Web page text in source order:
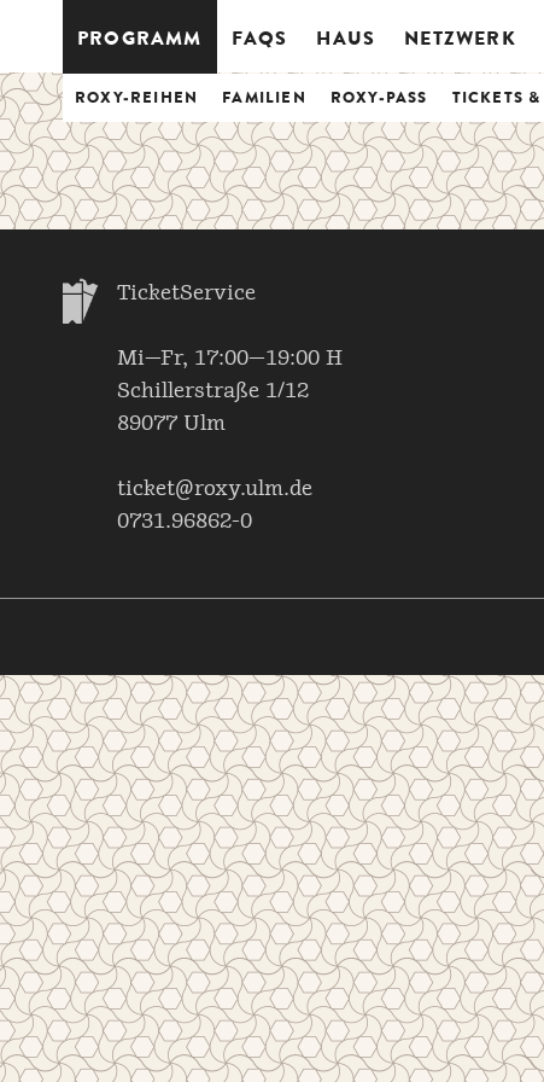
PROGRAMM
ROXY-REIHEN FAMILIEN ROXY-PASS TICKETS
FAQS HAUS NETZWERK
TicketService
Mi—Fr, 17:00—19:00 H
Schillerstraße 1/12
89077 Ulm
ticket@roxy.ulm.de
0731.96862-0